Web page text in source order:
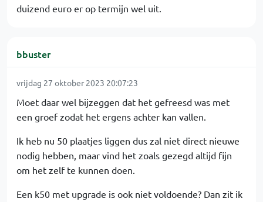
duizend euro er op termijn wel uit.
bbuster
vrijdag 27 oktober 2023 20:07:23
Moet daar wel bijzeggen dat het gefreesd was met
een groef zodat het ergens achter kan vallen.
Ik heb nu 50 plaatjes liggen dus zal niet direct nieuwe
nodig hebben, maar vind het zoals gezegd altijd fijn
om het zelf te kunnen doen.
Een k50 met upgrade is ook niet voldoende? Dan zit ik